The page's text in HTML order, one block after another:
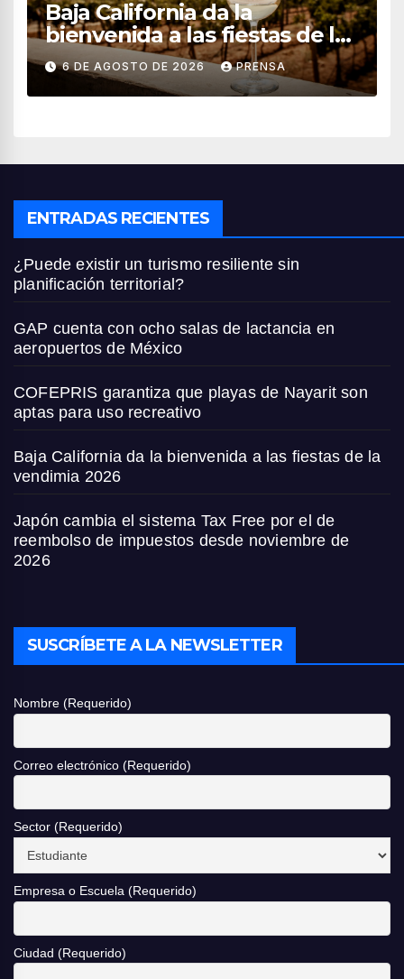
Baja California da la
bienvenida a las fiestas de la
vendimia 2026
6 DE AGOSTO DE 2026 PRENSA
ENTRADAS RECIENTES
¿Puede existir un turismo resiliente sin
planificación territorial?
GAP cuenta con ocho salas de lactancia en
aeropuertos de México
COFEPRIS garantiza que playas de Nayarit son
aptas para uso recreativo
Baja California da la bienvenida a las fiestas de la
vendimia 2026
Japón cambia el sistema Tax Free por el de
reembolso de impuestos desde noviembre de
2026
SUSCRÍBETE A LA NEWSLETTER
Nombre (Requerido)
Correo electrónico (Requerido)
Sector (Requerido)
Empresa o Escuela (Requerido)
Ciudad (Requerido)